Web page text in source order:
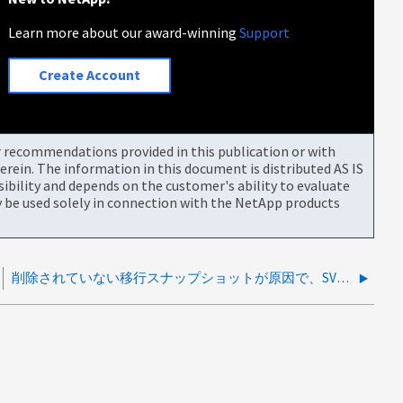
Learn more about our award-winningSupport
Create Account
provided in this publication or with
The information in this document is distributed AS IS
and depends on the customer's ability to evaluate
used solely in connection with the NetApp products
削除されていない移行スナップショットが原因で、SVM移行のクリーンアップが失敗しました